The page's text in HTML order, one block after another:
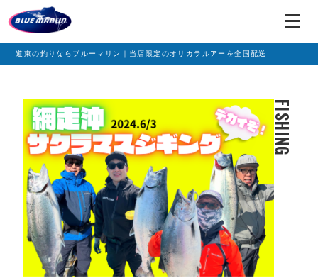
道東の釣りならブルーマリン｜当店限定のオリカラルアーを全国配送
FISHING